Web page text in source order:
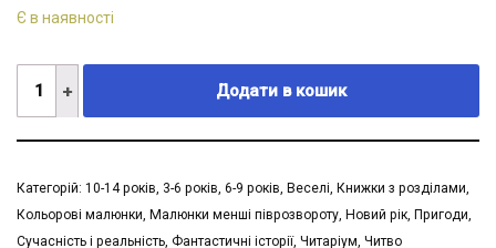
Є в наявності
Додати в кошик
Категорій: 10-14 рокiв, 3-6 рокiв, 6-9 рокiв, Веселі, Книжки з розділами,
Кольорові малюнки, Малюнки менші піврозвороту, Новий рік, Пригоди,
Сучасність і реальність, Фантастичні історії, Читаріум, Читво